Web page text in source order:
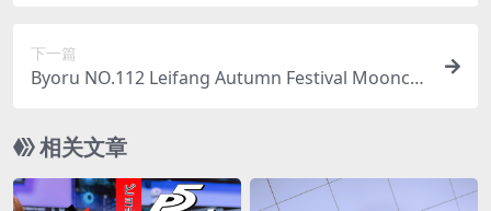
下一篇
Byoru NO.112 Leifang Autumn Festival Moonca
相关文章